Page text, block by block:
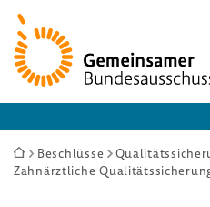
Zur
Startseite
Sie
sind
Beschlüsse
Zahnärztliche